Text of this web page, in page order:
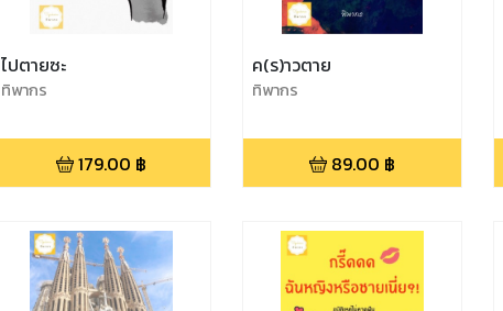
ไปตายซะ
ทิพากร
179.00 ฿
ค(ร)าวตาย
ทิพากร
89.00 ฿